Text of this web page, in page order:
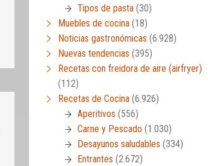
Tipos de pasta (30)
Muebles de cocina (18)
Noticias gastronómicas (6.928)
Nuevas tendencias (395)
Recetas con freidora de aire (airfryer)
(112)
Recetas de Cocina (6.926)
Aperitivos (556)
Carne y Pescado (1.030)
Desayunos saludables (334)
Entrantes (2.672)